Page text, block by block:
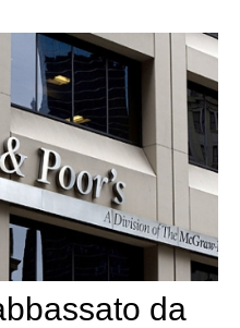
da